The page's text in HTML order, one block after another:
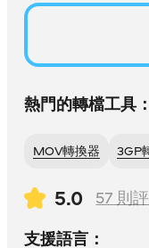
熱門的轉檔工具：
MOV轉換器 3GP
5.0 57 則
支援語言：